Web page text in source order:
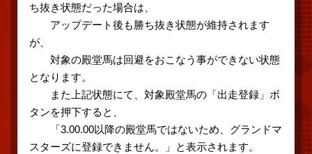
ち抜き状態だった場合は、
アップデート後も勝ち抜き状態が維持されます
が、
対象の殿堂馬は回避をおこなう事ができない状態
となります。
また上記状態にて、対象殿堂馬の「出走登録」ボ
タンを押下すると、
「3.00.00以降の殿堂馬ではないため、グランドマ
スターズに登録できません。」と表示されます。